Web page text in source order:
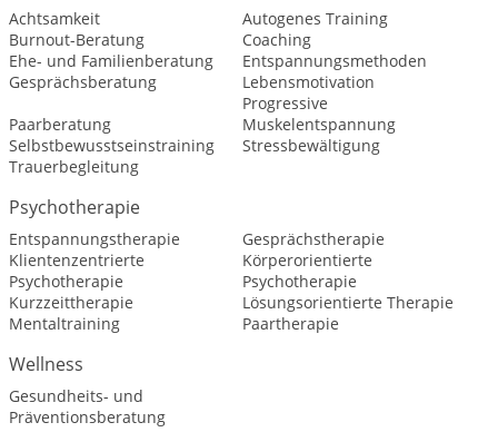
Achtsamkeit
Autogenes Training
Burnout-Beratung
Coaching
Ehe- und Familienberatung
Entspannungsmethoden
Gesprächsberatung
Lebensmotivation
Paarberatung
Progressive
Muskelentspannung
Selbstbewusstseinstraining
Stressbewältigung
Trauerbegleitung
Psychotherapie
Entspannungstherapie
Gesprächstherapie
Klientenzentrierte
Psychotherapie
Körperorientierte
Psychotherapie
Kurzzeittherapie
Lösungsorientierte Therapie
Mentaltraining
Paartherapie
Wellness
Gesundheits- und
Präventionsberatung